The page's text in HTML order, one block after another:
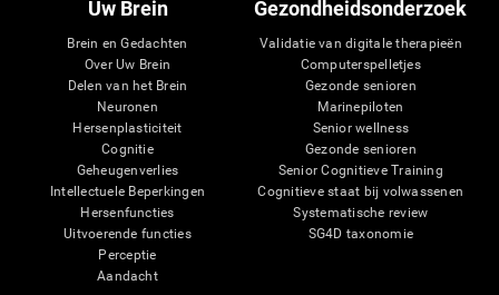
Uw Brein
Brein en Gedachten
Over Uw Brein
Delen van het Brein
Neuronen
Hersenplasticiteit
Cognitie
Geheugenverlies
Intellectuele Beperkingen
Hersenfuncties
Uitvoerende functies
Perceptie
Aandacht
Gezondheidsonderzoek
Validatie van digitale therapieën
Computerspelletjes
Gezonde senioren
Marinepiloten
Senior wellness
Gezonde senioren
Senior Cognitieve Training
Cognitieve staat bij volwassenen
Systematische review
SG4D taxonomie